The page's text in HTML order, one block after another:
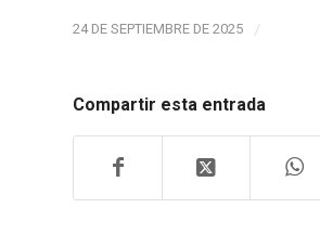
24 DE SEPTIEMBRE DE 2025 /
Compartir esta entrada